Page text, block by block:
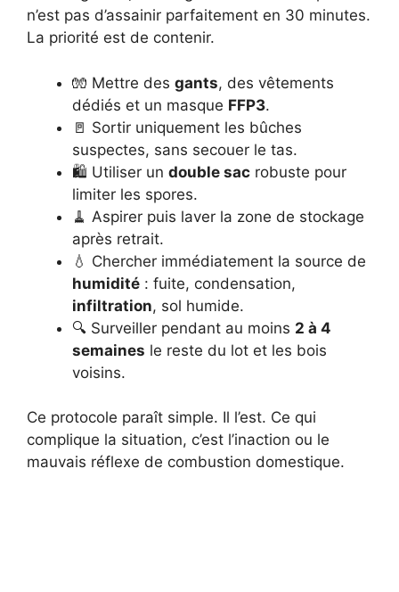
n’est pas d’assainir parfaitement en 30 minutes.
La priorité est de contenir.
🧤 Mettre des gants, des vêtements
dédiés et un masque FFP3.
🚪 Sortir uniquement les bûches
suspectes, sans secouer le tas.
🛍️ Utiliser un double sac robuste pour
limiter les spores.
🧹 Aspirer puis laver la zone de stockage
après retrait.
💧 Chercher immédiatement la source de
humidité : fuite, condensation,
infiltration, sol humide.
🔍 Surveiller pendant au moins 2 à 4
semaines le reste du lot et les bois
voisins.
Ce protocole paraît simple. Il l’est. Ce qui
complique la situation, c’est l’inaction ou le
mauvais réflexe de combustion domestique.